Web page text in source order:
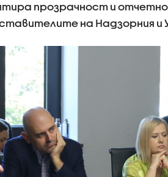
прозрачност и
на Надзорния и